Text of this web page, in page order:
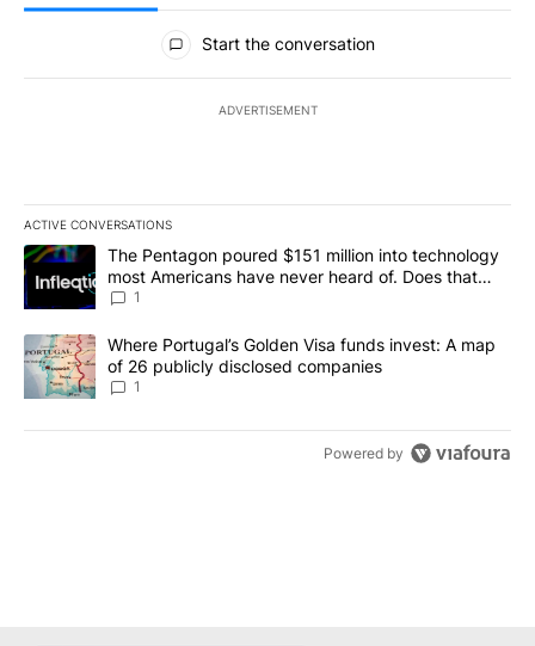
All Comments
Start the conversation
ADVERTISEMENT
ACTIVE CONVERSATIONS
The following is a list of the most commented articles in the last
A trending article titled "The Pentagon poured $151 million into
The Pentagon poured $151 million into technology
most Americans have never heard of. Does that
make it a good investment?
1
A trending article titled "Where Portugal’s Golden Visa funds
Where Portugal’s Golden Visa funds invest: A map
of 26 publicly disclosed companies
1
Powered by